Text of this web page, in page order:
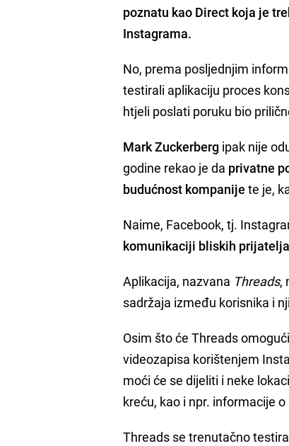
poznatu kao Direct koja je
Instagrama.
No, prema posljednjim
testirali aplikaciju proces
htjeli poslati poruku bio
Mark Zuckerberg ipak nije
godine rekao je da privatne
budućnost kompanije te je,
Naime, Facebook, tj.
komunikaciji bliskih
Aplikacija, nazvana Threads,
sadržaja između korisnika i
Osim što će Threads
videozapisa korištenjem
moći će se dijeliti i neke
kreću, kao i npr. informacije
Threads se trenutačno